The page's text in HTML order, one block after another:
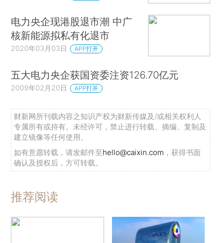
电力央企现港股退市潮 中广
核新能源拟私有化退市
2020年03月03日 APP打开
五大电力央企获国资委注资126.70亿元
2009年02月20日 APP打开
财新网所刊载内容之知识产权为财新传媒及/或相关权利人
专属所有或持有。未经许可，禁止进行转载、摘编、复制及
建立镜像等任何使用。
如有意愿转载，请发邮件至hello@caixin.com ，获得书面
确认及授权后，方可转载。
推荐阅读